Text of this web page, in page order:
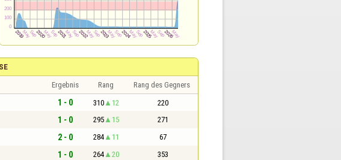
Ergebnis Rang Rang des Gegners
1 - 0 310 12 220
1 - 0 295 15 271
2 - 0 284 11 67
1 - 0 264 20 353